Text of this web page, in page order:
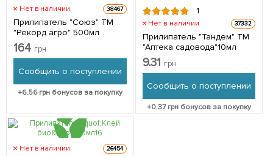
Нет в наличии 38467
Прилипатель "Союз" ТМ
"Рекорд агро" 500мл
164 грн
Сообщить о поступлении
+6.56грн бонусов за покупку
1
Нет в наличии 37332
Прилипатель "Тандем" ТМ
"Аптека садовода"10мл
9.31 грн
Сообщить о поступлении
+0.37грн бонусов за покупку
Нет в наличии 26454